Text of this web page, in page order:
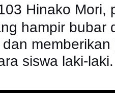
Hinako Mori,
hampir bubar
siswa laki-laki.